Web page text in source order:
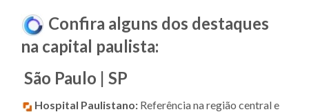
Confira alguns dos destaques
na capital paulista:
São Paulo | SP
Hospital Paulistano: Referência na região central e